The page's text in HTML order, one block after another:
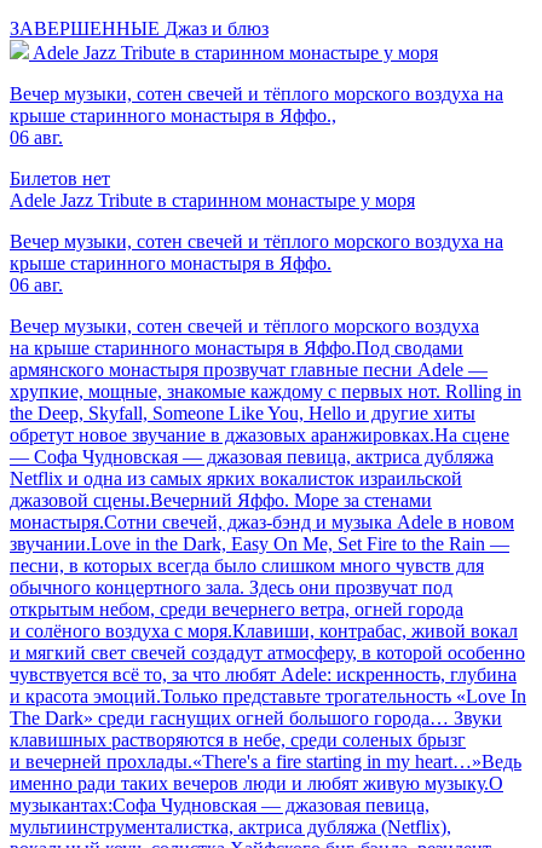
ЗАВЕРШЕННЫЕ Джаз и блюз
Adele Jazz Tribute в старинном монастыре у моря
Вечер музыки, сотен свечей и тёплого морского воздуха на
крыше старинного монастыря в Яффо.,
06 авг.
Билетов нет
Adele Jazz Tribute в старинном монастыре у моря
Вечер музыки, сотен свечей и тёплого морского воздуха на
крыше старинного монастыря в Яффо.
06 авг.
Вечер музыки, сотен свечей и тёплого морского воздуха
на крыше старинного монастыря в Яффо.Под сводами
армянского монастыря прозвучат главные песни Adele —
хрупкие, мощные, знакомые каждому с первых нот. Rolling in
the Deep, Skyfall, Someone Like You, Hello и другие хиты
обретут новое звучание в джазовых аранжировках.На сцене
— Софа Чудновская — джазовая певица, актриса дубляжа
Netflix и одна из самых ярких вокалисток израильской
джазовой сцены.Вечерний Яффо. Море за стенами
монастыря.Сотни свечей, джаз-бэнд и музыка Adele в новом
звучании.Love in the Dark, Easy On Me, Set Fire to the Rain —
песни, в которых всегда было слишком много чувств для
обычного концертного зала. Здесь они прозвучат под
открытым небом, среди вечернего ветра, огней города
и солёного воздуха с моря.Клавиши, контрабас, живой вокал
и мягкий свет свечей создадут атмосферу, в которой особенно
чувствуется всё то, за что любят Adele: искренность, глубина
и красота эмоций.Только представьте трогательность «Love In
The Dark» среди гаснущих огней большого города… Звуки
клавишных растворяются в небе, среди соленых брызг
и вечерней прохлады.«There's a fire starting in my heart…»Ведь
именно ради таких вечеров люди и любят живую музыку.О
музыкантах:Софа Чудновская — джазовая певица,
мультиинструменталистка, актриса дубляжа (Netflix),